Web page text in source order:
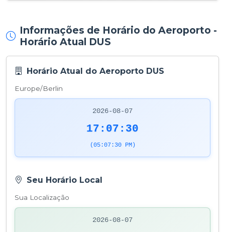
Informações de Horário do Aeroporto -
Horário Atual DUS
Horário Atual do Aeroporto DUS
Europe/Berlin
2026-08-07
17:07:30
(05:07:30 PM)
Seu Horário Local
Sua Localização
2026-08-07